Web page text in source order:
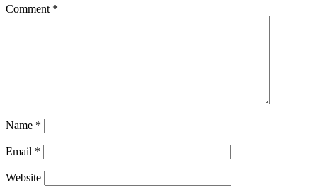
Comment *
Name *
Email *
Website